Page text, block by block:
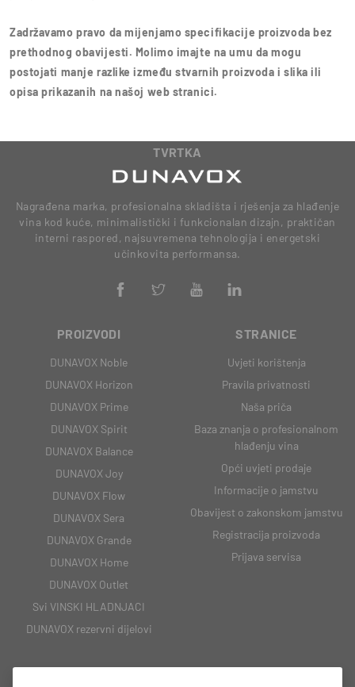
Zadržavamo pravo da mijenjamo specifikacije proizvoda bez
prethodnog obavijesti. Molimo imajte na umu da mogu
postojati manje razlike između stvarnih proizvoda i slika ili
opisa prikazanih na našoj web stranici.
TVRTKA
Nagrađena marka, profesionalna skladišta i rješenja za hlađenje
vina kod kuće, minimalistički i funkcionalan dizajn, praktičan
interni raspored, najsuvremena tehnologija i energetski
učinkovita performansa.
PROIZVODI
DUNAVOX Noble
DUNAVOX Horizon
DUNAVOX Prime
DUNAVOX Spirit
DUNAVOX Balance
DUNAVOX Joy
DUNAVOX Flow
DUNAVOX Sera
DUNAVOX Grande
DUNAVOX Home
DUNAVOX Outlet
Svi VINSKI HLADNJACI
DUNAVOX rezervni dijelovi
STRANICE
Uvjeti korištenja
Pravila privatnosti
Naša priča
Baza znanja o profesionalnom
hlađenju vina
Opći uvjeti prodaje
Informacije o jamstvu
Obavijest o zakonskom jamstvu
Registracija proizvoda
Prijava servisa